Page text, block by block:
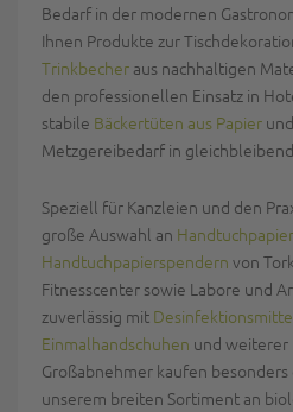
Bedarf in der modernen
Ihnen Produkte zur
Trinkbecher aus nachhaltigen
den professionellen Einsatz in
stabile Bäckertüten aus Papier und
Metzgereibedarf in
Speziell für Kanzleien und den
große Auswahl an Handtuchpapier
Handtuchpapierspendern von
Fitnesscenter sowie Labore und
zuverlässig mit
Einmalhandschuhen und weiterer
Großabnehmer kaufen
unserem breiten Sortiment an